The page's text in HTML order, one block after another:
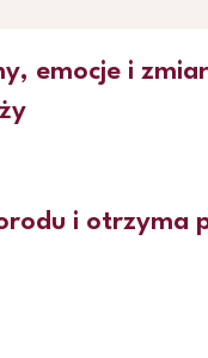
emocje i
i otrzyma